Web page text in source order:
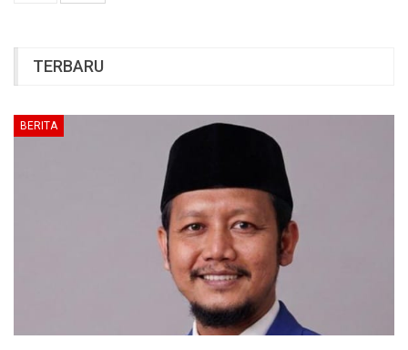
TERBARU
BERITA